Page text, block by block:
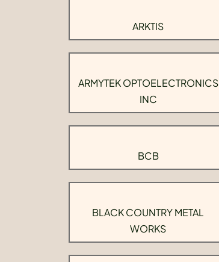
ARKTIS
ARMYTEK OPTOELECTRONICS
INC
BCB
BLACK COUNTRY METAL
WORKS